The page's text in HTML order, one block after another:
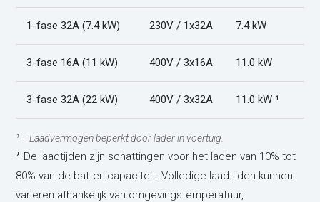
1-fase 32A (7.4 kW) 230V / 1x32A 7.4 kW
3-fase 16A (11 kW) 400V / 3x16A 11.0 kW
3-fase 32A (22 kW) 400V / 3x32A 11.0 kW ¹
¹ = Laadvermogen beperkt door lader in voertuig.
* De laadtijden zijn schattingen voor het laden van 10% tot
80% van de batterijcapaciteit. Volledige laadtijden kunnen
variëren afhankelijk van omgevingstemperatuur,